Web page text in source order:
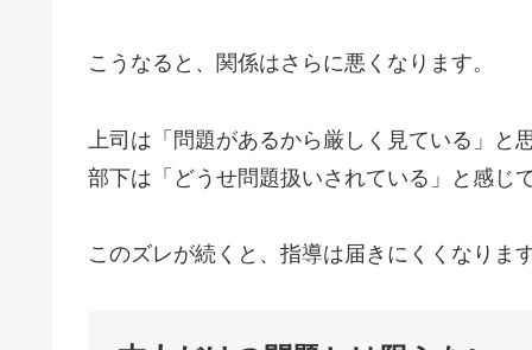
こうなると、関係はさらに悪くなります。
上司は「問題があるから厳しく見ている」と
部下は「どうせ問題扱いされている」と感じて
このズレが続くと、指導は届きにくくなります